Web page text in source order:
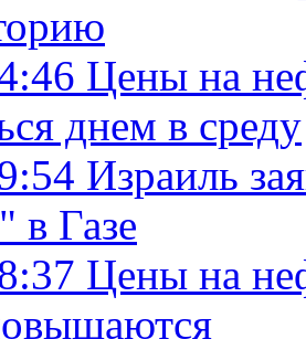
Цены на
днем в среду
Израиль
в Газе
Цены на